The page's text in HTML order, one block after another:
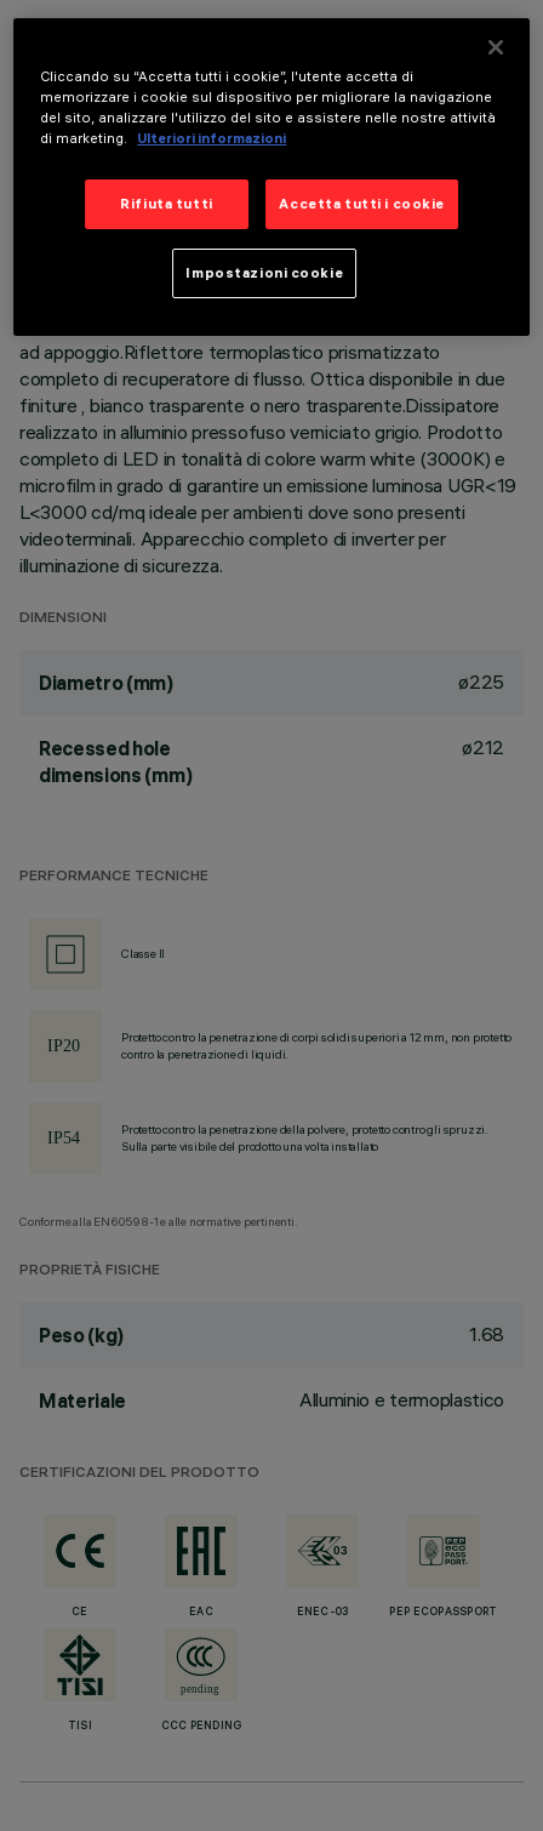
DATI TECNICI
Apparecchio rotondo fisso finalizzato all'utilizzo di sorgente
ad appoggio.Riflettore termoplastico prismatizzato
completo di recuperatore di flusso. Ottica disponibile in due
finiture , bianco trasparente o nero trasparente.Dissipatore
realizzato in alluminio pressofuso verniciato grigio. Prodotto
completo di LED in tonalità di colore warm white (3000K) e
microfilm in grado di garantire un emissione luminosa UGR<19
L<3000 cd/mq ideale per ambienti dove sono presenti
videoterminali. Apparecchio completo di inverter per
illuminazione di sicurezza.
DIMENSIONI
Diametro (mm) ø225
Recessed hole
dimensions (mm)
ø212
PERFORMANCE TECNICHE
Classe II
Protetto contro la penetrazione di corpi solidi superiori a 12 mm, non protetto
contro la penetrazione di liquidi.
Protetto contro la penetrazione della polvere, protetto contro gli spruzzi.
Sulla parte visibile del prodotto una volta installato
Conforme alla EN60598-1 e alle normative pertinenti.
PROPRIETÀ FISICHE
Peso (kg) 1.68
Materiale Alluminio e termoplastico
CERTIFICAZIONI DEL PRODOTTO
CE EAC ENEC-03 PEP ECOPASSPORT
TISI CCC PENDING
Cliccando su “Accetta tutti i cookie”, l'utente accetta di
memorizzare i cookie sul dispositivo per migliorare la navigazione
del sito, analizzare l'utilizzo del sito e assistere nelle nostre attività
di marketing.
Ulteriori informazioni
Rifiuta tutti Accetta tutti i cookie
Impostazioni cookie